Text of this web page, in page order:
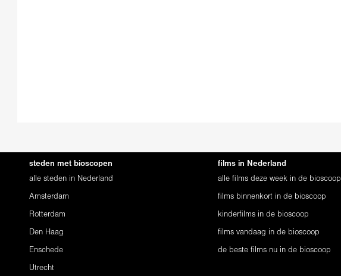
steden met bioscopen
alle steden in Nederland
Amsterdam
Rotterdam
Den Haag
Enschede
Utrecht
films in Nederland
alle films deze week in de bioscoop
films binnenkort in de bioscoop
kinderfilms in de bioscoop
films vandaag in de bioscoop
de beste films nu in de bioscoop